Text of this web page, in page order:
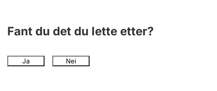
Fant du det du lette etter?
Ja Nei